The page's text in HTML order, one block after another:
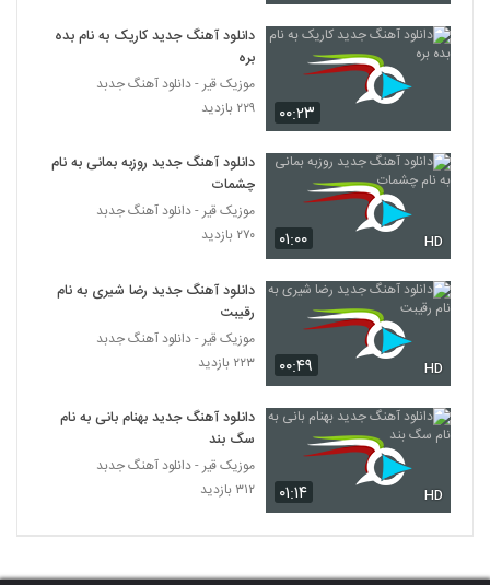
5716
آهنگ صد درصد از کامیار(پاپ)
۵۷۱ بازدید
فرزاد کیانی آهنگ شاخه نبات
۲۶۸ بازدید
آهنگ مال همیم از محمود احسانی کیا(پاپ)
5719
دانلود آهنگ حس خوبی داره از کارن دامغانی
دانلود آهنگ مجید سلطانی لجباز
۱۹۷ بازدید
Arasteh Rah O Neshan)
۲۰۸ بازدید
دانلود آهنگ خانه خراب از رضا ملک زاده
۰۰:۲۳
دانلود آهنگ جدید کاریک به نام بده
بره
موزیک قیر - دانلود آهنگ جدبد
۲۲۹ بازدید
۰۱:۰۰ HD
دانلود آهنگ جدید روزبه بمانی به نام
چشمات
موزیک قیر - دانلود آهنگ جدبد
۲۷۰ بازدید
۰۰:۴۹ HD
دانلود آهنگ جدید رضا شیری به نام
رقیبت
موزیک قیر - دانلود آهنگ جدبد
۲۲۳ بازدید
۰۱:۱۴ HD
دانلود آهنگ جدید بهنام بانی به نام
سگ بند
موزیک قیر - دانلود آهنگ جدبد
۳۱۲ بازدید